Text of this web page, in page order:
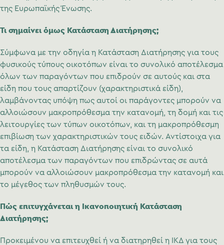
της Ευρωπαϊκής Ένωσης.
Τι σημαίνει όμως Κατάσταση Διατήρησης;
Σύμφωνα με την οδηγία η Κατάσταση Διατήρησης για τους
φυσικούς τύπους οικοτόπων είναι το συνολικό αποτέλεσμα
όλων των παραγόντων που επιδρούν σε αυτούς και στα
είδη που τους απαρτίζουν (χαρακτηριστικά είδη),
λαμβάνοντας υπόψη πως αυτοί οι παράγοντες μπορούν να
αλλοιώσουν μακροπρόθεσμα την κατανομή, τη δομή και τις
λειτουργίες των τύπων οικοτόπων, και τη μακροπρόθεσμη
επιβίωση των χαρακτηριστικών τους ειδών. Αντίστοιχα για
τα είδη, η Κατάσταση Διατήρησης είναι το συνολικό
αποτέλεσμα των παραγόντων που επιδρώντας σε αυτά
μπορούν να αλλοιώσουν μακροπρόθεσμα την κατανομή και
το μέγεθος των πληθυσμών τους.
Πώς επιτυγχάνεται η Ικανοποιητική Κατάσταση
Διατήρησης;
Προκειμένου να επιτευχθεί ή να διατηρηθεί η ΙΚΔ για τους